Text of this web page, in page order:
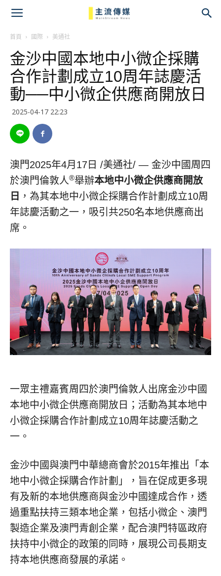
首頁 國際 美通社
金沙中國本地中小微企採購
合作計劃成立10周年誌慶活
動──中小微企供應商開放日
2025-04-17 22:23
澳門2025年4月17日 /美通社/ — 金沙中國周四
於澳門倫敦人®舉辦本地中小微企供應商開放
日 ，為其本地中小微企採購合作計劃成立10周
年誌慶活動之一，吸引共250名本地供應商出
席。
一眾主禮嘉賓周四於澳門倫敦人出席金沙中國
本地中小微企供應商開放日；活動為其本地中
小微企採購合作計劃成立10周年誌慶活動之
一。
金沙中國與澳門中華總商會於2015年推出「本
地中小微企採購合作計劃」，旨在促成更多現
有及新的本地供應商與金沙中國達成合作，透
過重點扶持三類本地企業，包括小微企、澳門
製造企業及澳門青創企業，配合澳門特區政府
扶持中小微企的政策的同時，展現公司長期支
持本地供應商發展的承諾。